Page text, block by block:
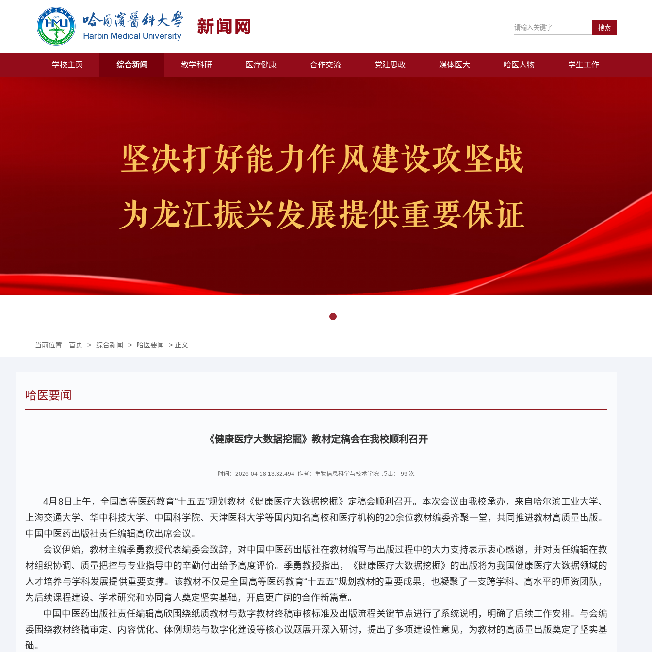
学校主页 综合新闻 教学科研 医疗健康 合作交流 党建思政 媒体医大 哈医人物 学生工作
当前位置: 首页 > 综合新闻 > 哈医要闻 > 正文
哈医要闻
《健康医疗大数据挖掘》教材定稿会在我校顺利召开
时间：2026-04-18 13:32:494 作者：生物信息科学与技术学院 点击： 99 次
4月8日上午，全国高等医药教育“十五五”规划教材《健康医疗大数据挖掘》定稿会顺利召开。本次会议由我校承办，来自哈尔滨工业大学、
上海交通大学、华中科技大学、中国科学院、天津医科大学等国内知名高校和医疗机构的20余位教材编委齐聚一堂，共同推进教材高质量出版。
中国中医药出版社责任编辑高欣出席会议。
会议伊始，教材主编季勇教授代表编委会致辞，对中国中医药出版社在教材编写与出版过程中的大力支持表示衷心感谢，并对责任编辑在教
材组织协调、质量把控与专业指导中的辛勤付出给予高度评价。季勇教授指出，《健康医疗大数据挖掘》的出版将为我国健康医疗大数据领域的
人才培养与学科发展提供重要支撑。该教材不仅是全国高等医药教育“十五五”规划教材的重要成果，也凝聚了一支跨学科、高水平的师资团队，
为后续课程建设、学术研究和协同育人奠定坚实基础，开启更广阔的合作新篇章。
中国中医药出版社责任编辑高欣围绕纸质教材与数字教材终稿审核标准及出版流程关键节点进行了系统说明，明确了后续工作安排。与会编
委围绕教材终稿审定、内容优化、体例规范与数字化建设等核心议题展开深入研讨，提出了多项建设性意见，为教材的高质量出版奠定了坚实基
础。